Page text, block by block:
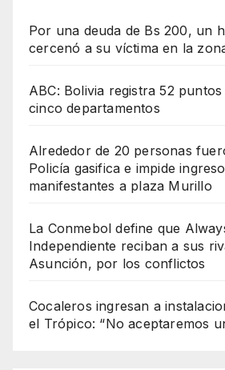
Por una deuda de Bs 200, un
cercenó a su víctima en la
ABC: Bolivia registra 52
cinco departamentos
Alrededor de 20 personas
Policía gasifica e impide
manifestantes a plaza Murillo
La Conmebol define que
Independiente reciban a sus
Asunción, por los conflictos
Cocaleros ingresan a
el Trópico: “No aceptaremos